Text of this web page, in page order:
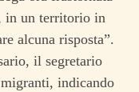
in un territorio in
alcuna risposta”.
il segretario
indicando